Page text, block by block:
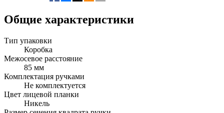
Общие характеристики
Тип упаковки
Коробка
Межосевое расстояние
85 мм
Комплектация ручками
Не комплектуется
Цвет лицевой планки
Никель